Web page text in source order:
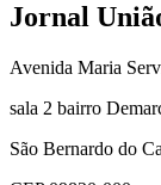
Jornal
Avenida Maria
sala 2 bairro
São Bernardo do